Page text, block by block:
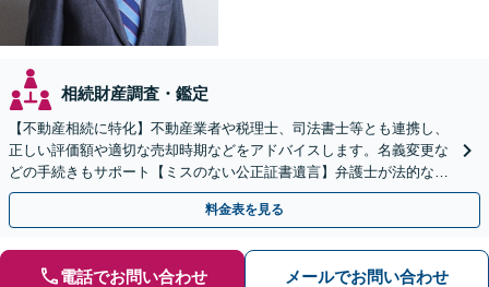
相続財産調査・鑑定
【不動産相続に特化】不動産業者や税理士、司法書士等とも連携し、
正しい評価額や適切な売却時期などをアドバイスします。名義変更な
どの手続きもサポート【ミスのない公正証書遺言】弁護士が法的な観
点から遺言書を作成します。
料金表を見る
電話でお問い合わせ メールでお問い合わせ